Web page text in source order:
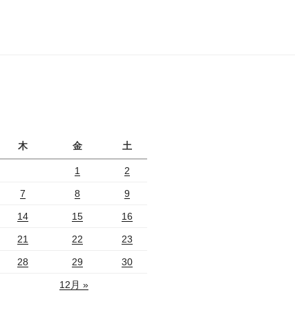
木 金 土
1 2
7 8 9
14 15 16
21 22 23
28 29 30
12月 »